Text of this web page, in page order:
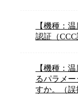
【機種：
認証（CCC
【機種：
るパラメ
すか。（誤